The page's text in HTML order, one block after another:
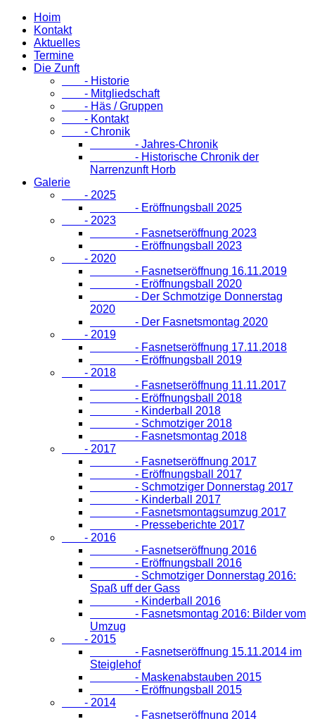
Hoim
Kontakt
Aktuelles
Termine
Die Zunft
- Historie
- Mitgliedschaft
- Häs / Gruppen
- Kontakt
- Chronik
- Jahres-Chronik
- Historische Chronik der
Narrenzunft Horb
Galerie
- 2025
- Eröffnungsball 2025
- 2023
- Fasnetseröffnung 2023
- Eröffnungsball 2023
- 2020
- Fasnetseröffnung 16.11.2019
- Eröffnungsball 2020
- Der Schmotzige Donnerstag
2020
- Der Fasnetsmontag 2020
- 2019
- Fasnetseröffnung 17.11.2018
- Eröffnungsball 2019
- 2018
- Fasnetseröffnung 11.11.2017
- Eröffnungsball 2018
- Kinderball 2018
- Schmotziger 2018
- Fasnetsmontag 2018
- 2017
- Fasnetseröffnung 2017
- Eröffnungsball 2017
- Schmotziger Donnerstag 2017
- Kinderball 2017
- Fasnetsmontagsumzug 2017
- Presseberichte 2017
- 2016
- Fasnetseröffnung 2016
- Eröffnungsball 2016
- Schmotziger Donnerstag 2016:
Spaß uff der Gass
- Kinderball 2016
- Fasnetsmontag 2016: Bilder vom
Umzug
- 2015
- Fasnetseröffnung 15.11.2014 im
Steiglehof
- Maskenabstauben 2015
- Eröffnungsball 2015
- 2014
- Fasnetseröffnung 2014